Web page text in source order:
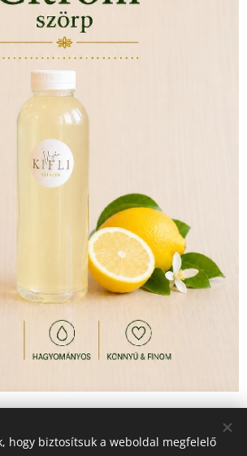
hogy biztosítsuk a weboldal megfelelő